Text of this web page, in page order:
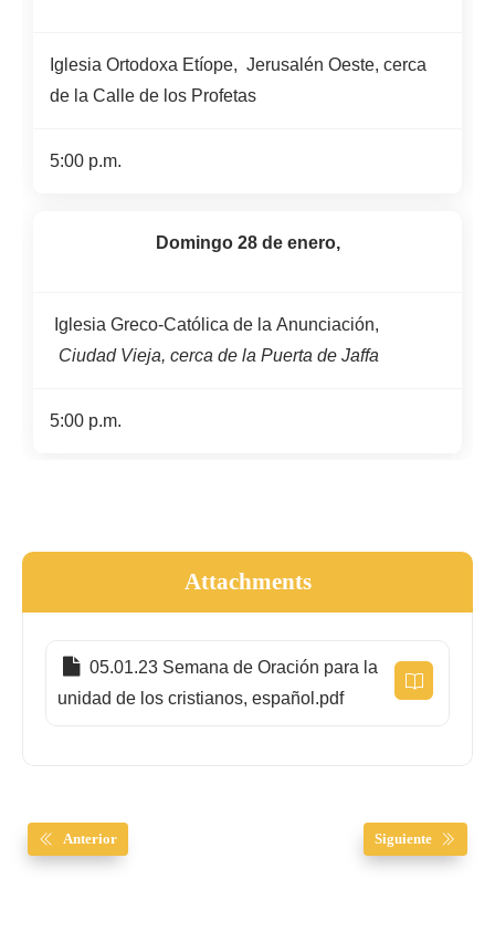
Iglesia Ortodoxa Etíope, Jerusalén Oeste, cerca
de la Calle de los Profetas
5:00 p.m.
Domingo 28 de enero,
Iglesia Greco-Católica de la Anunciación,
Ciudad Vieja, cerca de la Puerta de Jaffa
5:00 p.m.
Attachments
05.01.23 Semana de Oración para la
unidad de los cristianos, español.pdf
Anterior Siguiente